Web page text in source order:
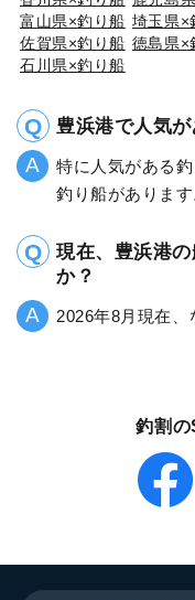
富山県×釣り船 埼玉県×
佐賀県×釣り船 徳島県×
石川県×釣り船
豊浜港で人気
特に人気がある
釣り船があります
現在、豊浜港
か？
2026年8月現在、
釣割の